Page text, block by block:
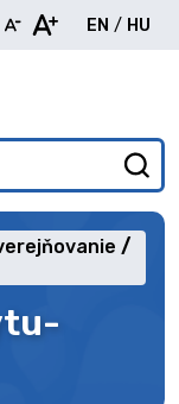
EN
English
/ HU